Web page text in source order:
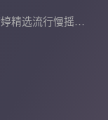
DJ黄志全中文Electro现场串烧2025梦婷精选流行慢摇合集